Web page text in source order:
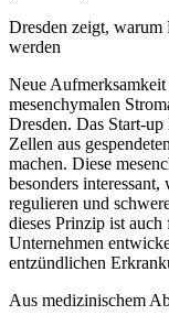
Dresden zeigt, warum
werden
Neue Aufmerksamkeit
mesenchymalen
Dresden. Das Start-
Zellen aus
machen. Diese
besonders
regulieren und
dieses Prinzip ist
Unternehmen
entzündlichen
Aus medizinischem